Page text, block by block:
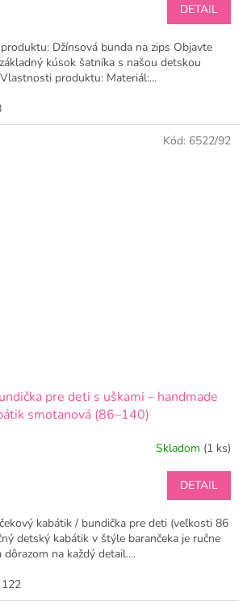
DETAIL
Džínsová bunda na zips Objavte
kúsok šatníka s našou detskou
produktu: Materiál:...
pre deti s uškami – handmade
smotanová (86–140)
Skladom (1 ks)
DETAIL
kabátik / bundička pre deti (veľkosti 86
detský kabátik v štýle barančeka je ručne
na každý detail....
122
Kód: 6522/92